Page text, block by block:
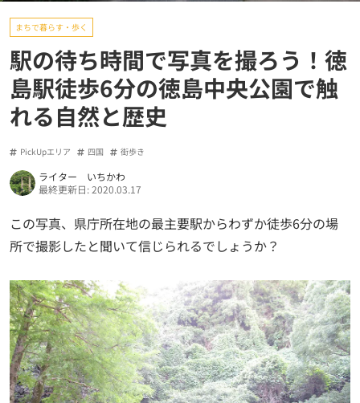
まちで暮らす・歩く
駅の待ち時間で写真を撮ろう！徳
島駅徒歩6分の徳島中央公園で触
れる自然と歴史
PickUpエリア 四国 街歩き
ライター いちかわ
最終更新日: 2020.03.17
この写真、県庁所在地の最主要駅からわずか徒歩6分の場
所で撮影したと聞いて信じられるでしょうか？